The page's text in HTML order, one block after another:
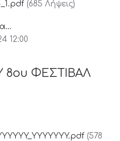
(685 Λήψεις)
12:00
8ου ΦΕΣΤΙΒΑΛ
(578